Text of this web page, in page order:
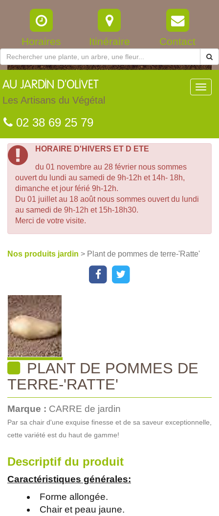
Horaires Itinéraire Contact
AU JARDIN D'OLIVET
Les Artisans du Végétal
02 38 69 25 79
HORAIRE D'HIVERS ET D ETE
du 01 novembre au 28 février nous sommes
ouvert du lundi au samedi de 9h-12h et 14h- 18h,
dimanche et jour férié 9h-12h.
Du 01 juillet au 18 août nous sommes ouvert du lundi
au samedi de 9h-12h et 15h-18h30.
Merci de votre visite.
Nos produits jardin > Plant de pommes de terre-'Ratte'
PLANT DE POMMES DE
TERRE-'RATTE'
Marque : CARRE de jardin
Par sa chair d'une exquise finesse et de sa saveur exceptionnelle,
cette variété est du haut de gamme!
Descriptif du produit
Caractéristiques générales:
Forme allongée.
Chair et peau jaune.